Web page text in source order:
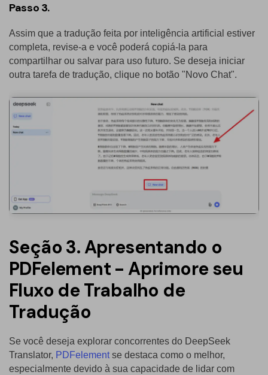
Passo 3.
Assim que a tradução feita por inteligência artificial estiver
completa, revise-a e você poderá copiá-la para
compartilhar ou salvar para uso futuro. Se deseja iniciar
outra tarefa de tradução, clique no botão "Novo Chat".
Seção 3. Apresentando o
PDFelement - Aprimore seu
Fluxo de Trabalho de
Tradução
Se você deseja explorar concorrentes do DeepSeek
Translator, PDFelementse destaca como o melhor,
especialmente devido à sua capacidade de lidar com